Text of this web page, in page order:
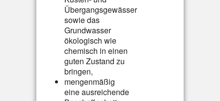
Übergangsgewässer
sowie das
Grundwasser
ökologisch wie
chemisch in einen
guten Zustand zu
bringen,
mengenmäßig
eine ausreichende